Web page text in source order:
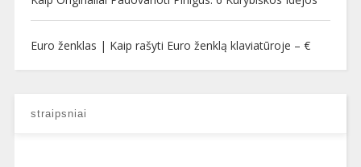
Euro ženklas | Kaip rašyti Euro ženklą klaviatūroje – €
straipsniai